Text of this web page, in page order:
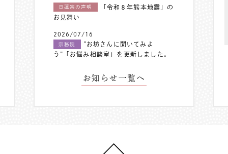
日蓮宗の声明
「令和８年熊本地震」の
お見舞い
2026/07/16
宗務院
”お坊さんに聞いてみよ
う”「お悩み相談室」を更新しました。
お知らせ一覧へ